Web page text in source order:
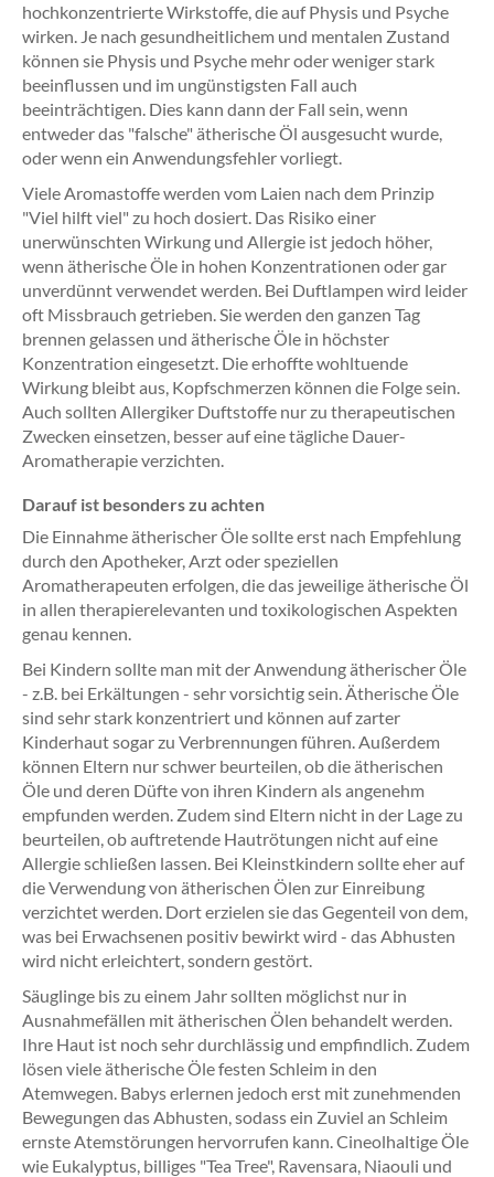
hochkonzentrierte Wirkstoffe, die auf Physis und Psyche
wirken. Je nach gesundheitlichem und mentalen Zustand
können sie Physis und Psyche mehr oder weniger stark
beeinflussen und im ungünstigsten Fall auch
beeinträchtigen. Dies kann dann der Fall sein, wenn
entweder das "falsche" ätherische Öl ausgesucht wurde,
oder wenn ein Anwendungsfehler vorliegt.
Viele Aromastoffe werden vom Laien nach dem Prinzip
"Viel hilft viel" zu hoch dosiert. Das Risiko einer
unerwünschten Wirkung und Allergie ist jedoch höher,
wenn ätherische Öle in hohen Konzentrationen oder gar
unverdünnt verwendet werden. Bei Duftlampen wird leider
oft Missbrauch getrieben. Sie werden den ganzen Tag
brennen gelassen und ätherische Öle in höchster
Konzentration eingesetzt. Die erhoffte wohltuende
Wirkung bleibt aus, Kopfschmerzen können die Folge sein.
Auch sollten Allergiker Duftstoffe nur zu therapeutischen
Zwecken einsetzen, besser auf eine tägliche Dauer-
Aromatherapie verzichten.
Darauf ist besonders zu achten
Die Einnahme ätherischer Öle sollte erst nach Empfehlung
durch den Apotheker, Arzt oder speziellen
Aromatherapeuten erfolgen, die das jeweilige ätherische Öl
in allen therapierelevanten und toxikologischen Aspekten
genau kennen.
Bei Kindern sollte man mit der Anwendung ätherischer Öle
- z.B. bei Erkältungen - sehr vorsichtig sein. Ätherische Öle
sind sehr stark konzentriert und können auf zarter
Kinderhaut sogar zu Verbrennungen führen. Außerdem
können Eltern nur schwer beurteilen, ob die ätherischen
Öle und deren Düfte von ihren Kindern als angenehm
empfunden werden. Zudem sind Eltern nicht in der Lage zu
beurteilen, ob auftretende Hautrötungen nicht auf eine
Allergie schließen lassen. Bei Kleinstkindern sollte eher auf
die Verwendung von ätherischen Ölen zur Einreibung
verzichtet werden. Dort erzielen sie das Gegenteil von dem,
was bei Erwachsenen positiv bewirkt wird - das Abhusten
wird nicht erleichtert, sondern gestört.
Säuglinge bis zu einem Jahr sollten möglichst nur in
Ausnahmefällen mit ätherischen Ölen behandelt werden.
Ihre Haut ist noch sehr durchlässig und empfindlich. Zudem
lösen viele ätherische Öle festen Schleim in den
Atemwegen. Babys erlernen jedoch erst mit zunehmenden
Bewegungen das Abhusten, sodass ein Zuviel an Schleim
ernste Atemstörungen hervorrufen kann. Cineolhaltige Öle
wie Eukalyptus, billiges "Tea Tree", Ravensara, Niaouli und